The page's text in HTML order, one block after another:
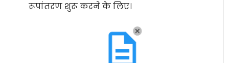
रूपांतरण शुरू करने के लिए।